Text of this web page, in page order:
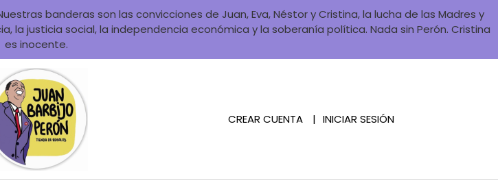
banderas son las convicciones de Juan, Eva, Néstor y Cristina, la lucha de las Madres y
la justicia social, la independencia económica y la soberanía política. Nada sin Perón. Cristina
es inocente.
CREAR CUENTA INICIAR SESIÓN